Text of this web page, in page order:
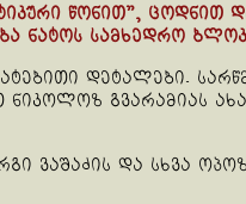
წონით”, ცოდნით
ნატოს სამხედრო
დეტალები.
გვარამიას
ვაშაძის და სხვა